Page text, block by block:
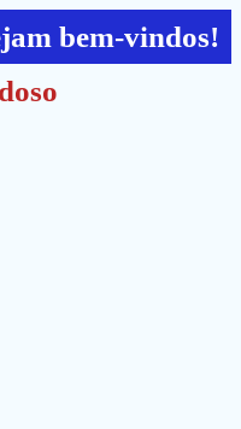
bem-vindos!